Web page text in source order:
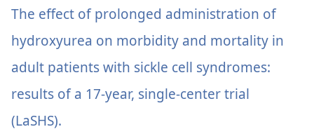
တယ်)
င့်
နေ
ပါ
တယ်)
The effect of prolonged administration of
hydroxyurea on morbidity and mortality in
adult patients with sickle cell syndromes:
results of a 17-year, single-center trial
(LaSHS).